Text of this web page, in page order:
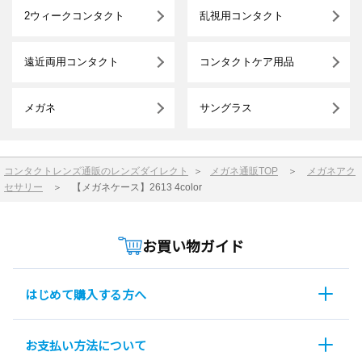
2ウィークコンタクト 乱視用コンタクト
遠近両用コンタクト コンタクトケア用品
メガネ サングラス
コンタクトレンズ通販のレンズダイレクト ＞ メガネ通販TOP ＞
メガネアク
セサリー ＞ 【メガネケース】2613 4color
お買い物ガイド
はじめて購入する方へ
お支払い方法について